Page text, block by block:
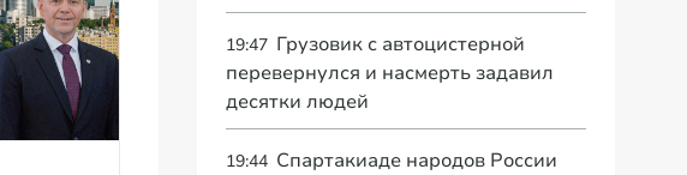
19:47 Грузовик с автоцистерной
перевернулся и насмерть задавил
десятки людей
19:44 Спартакиаде народов России